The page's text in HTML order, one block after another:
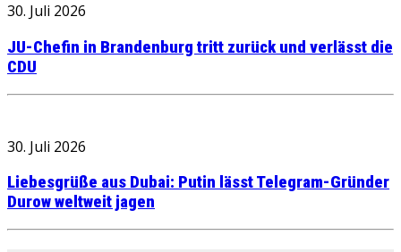
30. Juli 2026
JU-Chefin in Brandenburg tritt zurück und verlässt die
CDU
30. Juli 2026
Liebesgrüße aus Dubai: Putin lässt Telegram-Gründer
Durow weltweit jagen